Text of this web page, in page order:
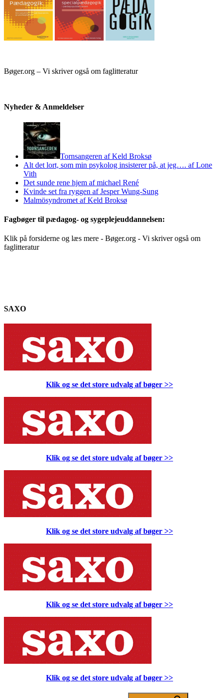
Bøger.org – Vi skriver også om faglitteratur
Nyheder & Anmeldelser
Tornsangeren af Keld Broksø
Alt det lort, som min psykolog insisterer på, at jeg…. af Lone
Vith
Det sunde rene hjem af michael René
Kvinde set fra ryggen af Jesper Wung-Sung
Malmösyndromet af Keld Broksø
Fagbøger til pædagog- og sygeplejeuddannelsen:
Klik på forsiderne og læs mere - Bøger.org - Vi skriver også om
faglitteratur
SAXO
Klik og se det store udvalg af bøger >>
Klik og se det store udvalg af bøger >>
Klik og se det store udvalg af bøger >>
Klik og se det store udvalg af bøger >>
Klik og se det store udvalg af bøger >>